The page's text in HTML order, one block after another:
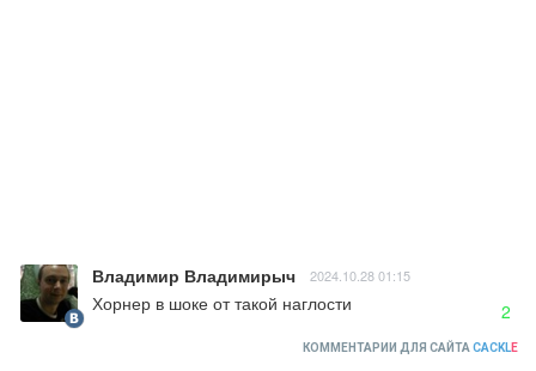
Владимир Владимирыч 2024.10.28 01:15
Хорнер в шоке от такой наглости 2
КОММЕНТАРИИ ДЛЯ САЙТА CACKLE